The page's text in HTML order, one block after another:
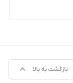
بازگشت به بالا